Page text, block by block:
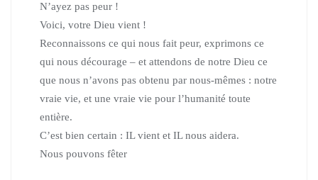
N’ayez pas peur !
Voici, votre Dieu vient !
Reconnaissons ce qui nous fait peur, exprimons ce
qui nous décourage – et attendons de notre Dieu ce
que nous n’avons pas obtenu par nous-mêmes : notre
vraie vie, et une vraie vie pour l’humanité toute
entière.
C’est bien certain : IL vient et IL nous aidera.
Nous pouvons fêter